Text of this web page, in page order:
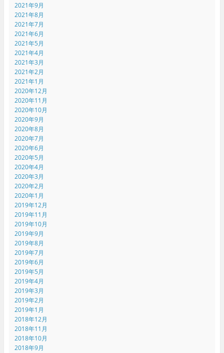
2021年9月
2021年8月
2021年7月
2021年6月
2021年5月
2021年4月
2021年3月
2021年2月
2021年1月
2020年12月
2020年11月
2020年10月
2020年9月
2020年8月
2020年7月
2020年6月
2020年5月
2020年4月
2020年3月
2020年2月
2020年1月
2019年12月
2019年11月
2019年10月
2019年9月
2019年8月
2019年7月
2019年6月
2019年5月
2019年4月
2019年3月
2019年2月
2019年1月
2018年12月
2018年11月
2018年10月
2018年9月